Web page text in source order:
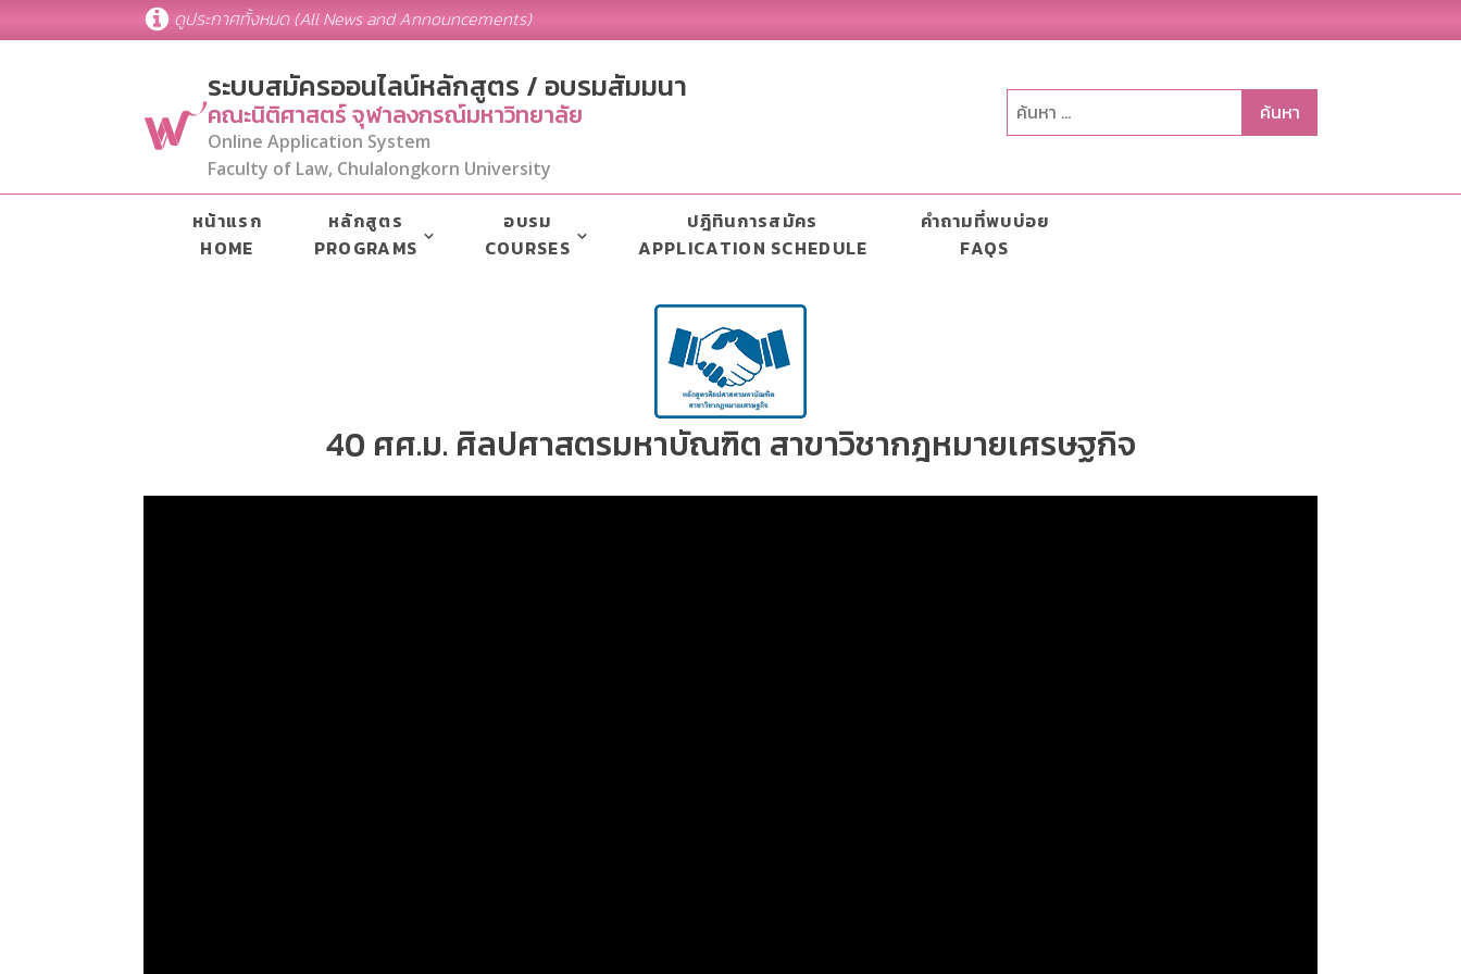
ดูประกาศทั้งหมด (All News and Announcements)
ระบบสมัครออนไลน์หลักสูตร / อบรมสัมมนา
คณะนิติศาสตร์ จุฬาลงกรณ์มหาวิทยาลัย
Online Application System
Faculty of Law, Chulalongkorn University
ค้นหา
สำหรับ:
หน้าแรก
HOME
หลักสูตร
PROGRAMS
อบรม
COURSES
ปฎิทินการสมัคร
APPLICATION SCHEDULE
คำถามที่พบบ่อย
FAQS
40 ศศ.ม. ศิลปศาสตรมหาบัณฑิต สาขาวิชากฎหมายเศรษฐกิจ